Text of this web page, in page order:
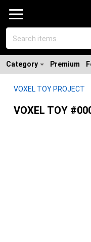
Category Premium
VOXEL TOY PROJECT
VOXEL TOY